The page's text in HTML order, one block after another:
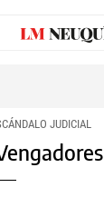
JUDICIAL